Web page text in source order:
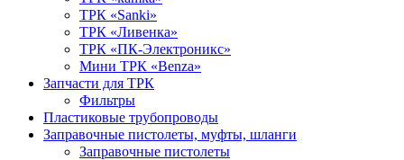
ТРК «Sanki»
ТРК «Ливенка»
ТРК «ПК-Электроникс»
Мини ТРК «Benza»
Запчасти для ТРК
Фильтры
Пластиковые трубопроводы
Заправочные пистолеты, муфты, шланги
Заправочные пистолеты